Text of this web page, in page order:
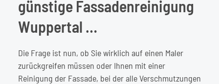
günstige Fassadenreinigung
Wuppertal …
Die Frage ist nun, ob Sie wirklich auf einen Maler
zurückgreifen müssen oder Ihnen mit einer
Reinigung der Fassade, bei der alle Verschmutzungen